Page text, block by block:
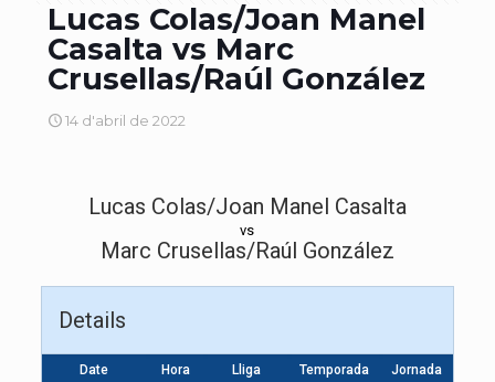
Lucas Colas/Joan Manel
Casalta vs Marc
Crusellas/Raúl González
14 d'abril de 2022
Lucas Colas/Joan Manel Casalta
vs
Marc Crusellas/Raúl González
Details
Date Hora Lliga Temporada Jornada